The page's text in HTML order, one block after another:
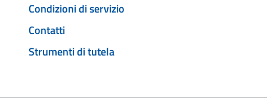
Condizioni di servizio
Contatti
Strumenti di tutela